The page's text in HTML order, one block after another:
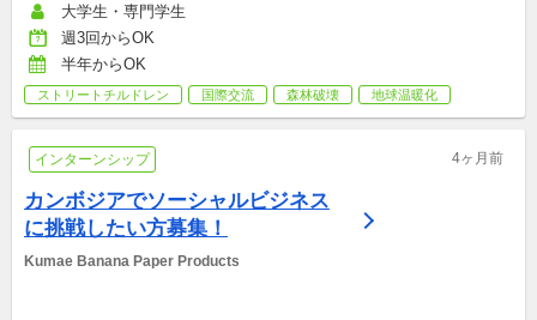
大学生・専門学生
週3回からOK
半年からOK
ストリートチルドレン 国際交流 森林破壊 地球温暖化
インターンシップ 4ヶ月前
カンボジアでソーシャルビジネス
に挑戦したい方募集！
Kumae Banana Paper Products